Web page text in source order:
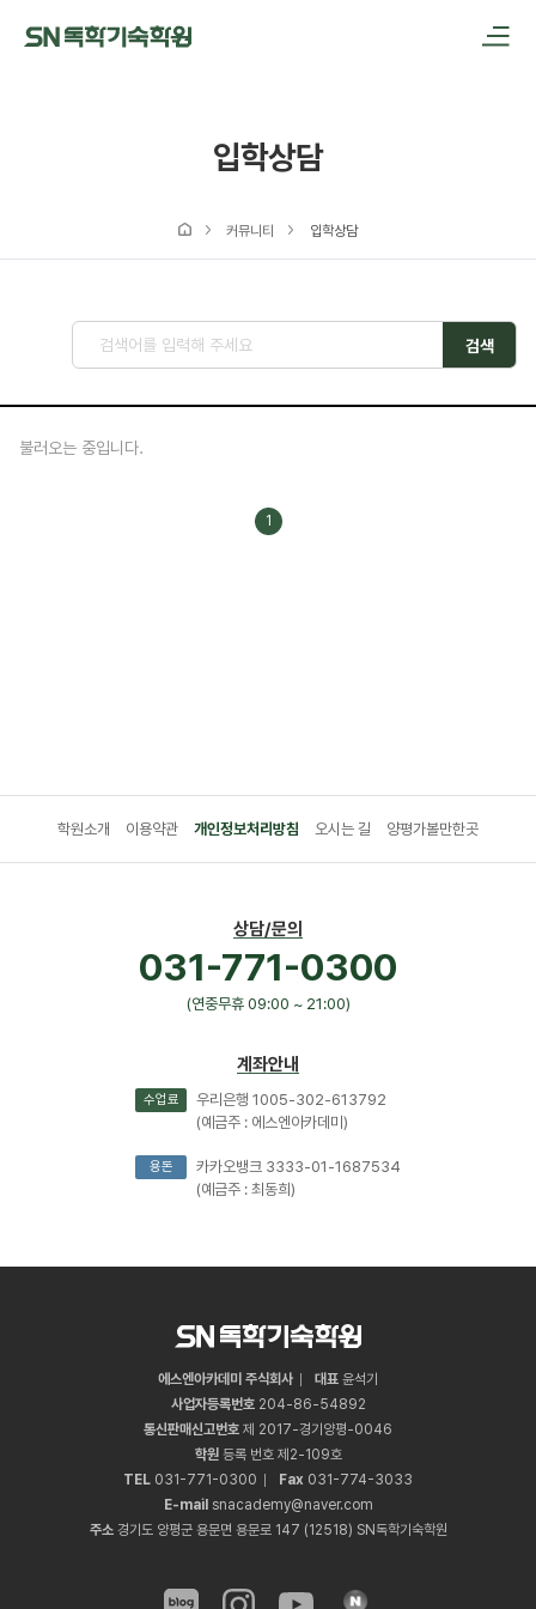
입학상담
커뮤니티 입학상담
검색
불러오는 중입니다.
1
학원소개 이용약관 개인정보처리방침 오시는 길 양평가볼만한곳
상담/문의
031-771-0300
(연중무휴 09:00 ~ 21:00)
계좌안내
수업료
우리은행 1005-302-613792
(예금주 : 에스엔아카데미)
용돈
카카오뱅크 3333-01-1687534
(예금주 : 최동희)
에스엔아카데미 주식회사 대표 윤석기
사업자등록번호 204-86-54892
통신판매신고번호 제 2017-경기양평-0046
학원등록 번호 제2-109호
TEL 031 -771 -0300 Fax 031 -774-3033
E-mail snacademy@naver.com
주소경기도 양평군 용문면 용문로 147 (12518) SN독학기숙학원